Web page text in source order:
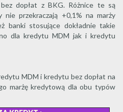
dopłat z BKG. Różnice te są
nie przekraczają +0,1% na marży
banki stosujące dokładnie takie
dla kredytu MDM jak i kredytu
MDM i kredytu bez dopłat na
marżę kredytową dla obu typów